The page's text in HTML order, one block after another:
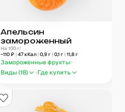
Апельсин
замороженный
На 100 г:
~110 ₽ | 47кКал | 0,9 г | 0,1 г | 11,8 г
Замороженные фрукты
Виды (18) Где купить